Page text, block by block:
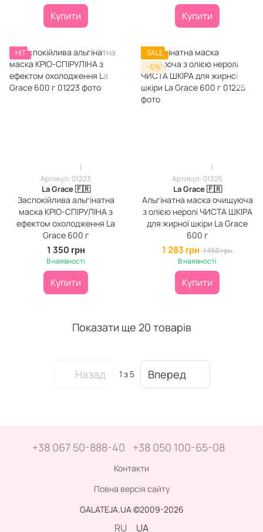
Купити Купити
HIT
1
Артикул: 01223
La Grace 🇫🇷
Заспокійлива альгінатна
маска КРІО-СПІРУЛІНА з
ефектом охолодження La
Grace 600 г
1 350 грн
В наявності
Купити
SALE
−5%
1
Артикул: 01225
La Grace 🇫🇷
Альгінатна маска очищуюча
з олією неролі ЧИСТА ШКІРА
для жирної шкіри La Grace
600 г
1 283 грн 1 350 грн
В наявності
Купити
Показати ще 20 товарів
Назад 1 з 5 Вперед
+38 067 50-888-40 +38 050 100-65-08
Контакти
Повна версія сайту
GALATEJA.UA ©2009-2026
RU UA